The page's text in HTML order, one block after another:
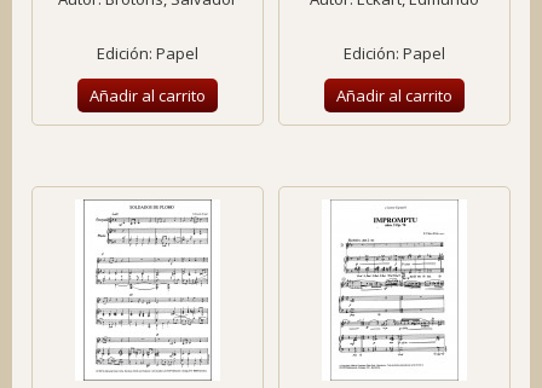
Edición: Papel
Añadir al carrito
Edición: Papel
Añadir al carrito